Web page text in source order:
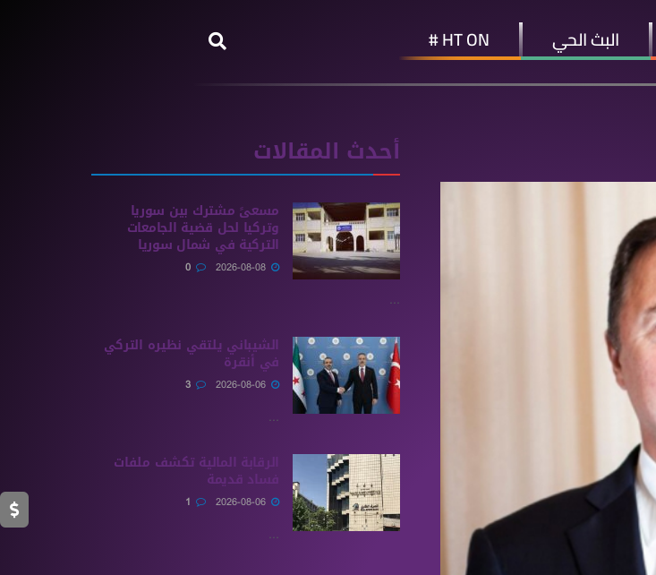
البث الحي HT ON #
أحدث المقالات
مسعىً مشترك بين سوريا
وتركيا لحل قضية الجامعات
التركية في شمال سوريا
...
الشيباني يلتقي نظيره التركي
في أنقرة
...
الرقابة المالية تكشف ملفات
فساد قديمة
...